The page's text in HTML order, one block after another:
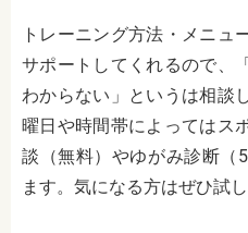
トレーニング方法・メニュ
サポートしてくれるので、
わからない」というは相談
曜日や時間帯によってはス
談（無料）やゆがみ診断（
ます。気になる方はぜひ試